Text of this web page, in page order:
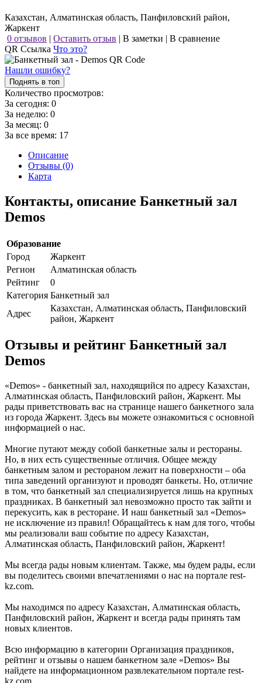
Казахстан, Алматинская область, Панфиловский район,
Жаркент
0 отзывов | Оставить отзыв | В заметки | В сравнение
QR Ссылка Что это?
Нашли ошибку?
Поднять в топ
Количество просмотров:
За сегодня: 0
За неделю: 0
За месяц: 0
За все время: 17
Описание
Отзывы (0)
Карта
Контакты, описание Банкетный зал
Demos
Образование
Город
Жаркент
Регион
Алматинская область
Рейтинг
0
Категория Банкетный зал
Адрес
Казахстан, Алматинская область, Панфиловский
район, Жаркент
Отзывы и рейтинг Банкетный зал
Demos
«Demos» - банкетный зал, находящийся по адресу Казахстан,
Алматинская область, Панфиловский район, Жаркент. Мы
рады приветствовать вас на странице нашего банкетного зала
из города Жаркент. Здесь вы можете ознакомиться с основной
информацией о нас.
Многие путают между собой банкетные залы и рестораны.
Но, в них есть существенные отличия. Общее между
банкетным залом и рестораном лежит на поверхности – оба
типа заведений организуют и проводят банкеты. Но, отличие
в том, что банкетный зал специализируется лишь на крупных
праздниках. В банкетный зал невозможно просто так зайти и
перекусить, как в ресторане. И наш банкетный зал «Demos»
не исключение из правил! Обращайтесь к нам для того, чтобы
мы реализовали ваш событие по адресу Казахстан,
Алматинская область, Панфиловский район, Жаркент!
Мы всегда рады новым клиентам. Также, мы будем рады, если
вы поделитесь своими впечатлениями о нас на портале rest-
kz.com.
Мы находимся по адресу Казахстан, Алматинская область,
Панфиловский район, Жаркент и всегда рады принять там
новых клиентов.
Всю информацию в категории Организация праздников,
рейтинг и отзывы о нашем банкетном зале «Demos» Вы
найдете на информационном развлекательном портале rest-